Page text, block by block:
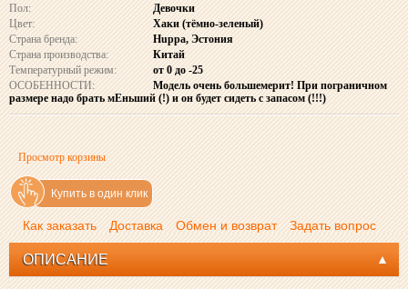
Пол:
Девочки
Цвет:
Хаки (тёмно-зеленый)
Страна бренда:
Huppa, Эстония
Страна производства:
Китай
Температурный режим:
от 0 до -25
ОСОБЕННОСТИ:
Модель очень большемерит! При пограничном
размере надо брать мЕньший (!) и он будет сидеть с запасом (!!!)
Просмотр корзины
Купить в один клик
Как заказать Доставка Обмен и возврат Задать вопрос
ОПИСАНИЕ